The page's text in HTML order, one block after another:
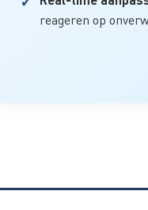
reageren op